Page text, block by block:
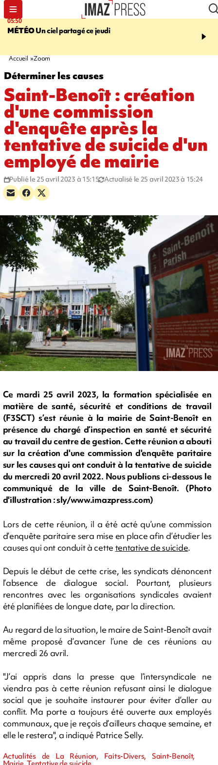
05:50
MÉTÉOUn ciel partagé ce jeudi
08:13
La
Accueil Zoom
Déterminer les causes
Saint-Benoît : création
d'une commission
d'enquête après la
tentative de suicide d'un
employé de mairie
Publié le 25 avril 2023 à 15:15 Actualisé le 25 avril 2023 à 15:24
Ce mardi 25 avril 2023, la formation spécialisée en
matière de santé, sécurité et conditions de travail
(F3SCT) s’est réunie à la mairie de Saint-Benoît en
présence du chargé d’inspection en santé et sécurité
au travail du centre de gestion. Cette réunion a abouti
sur la création d'une commission d'enquête paritaire
sur les causes qui ont conduit à la tentative de suicide
du mercredi 20 avril 2022. Nous publions ci-dessous le
communiqué de la ville de Saint-Benoît. (Photo
d'illustration : sly/www.imazpress.com)
Lors de cette réunion, il a été acté qu’une commission
d’enquête paritaire sera mise en place afin d’étudier les
causes qui ont conduit à cette tentative de suicide.
Depuis le début de cette crise, les syndicats dénoncent
l’absence de dialogue social. Pourtant, plusieurs
rencontres avec les organisations syndicales avaient
été planifiées de longue date, par la direction.
Au regard de la situation, le maire de Saint-Benoît avait
même proposé d’avancer l’une de ces réunions au
mercredi 26 avril.
"J’ai appris dans la presse que l’intersyndicale ne
viendra pas à cette réunion refusant ainsi le dialogue
social que je souhaite instaurer pour éviter d’aller au
conflit. Ma porte a toujours été ouverte aux employés
communaux, que je reçois d’ailleurs chaque semaine, et
elle le restera", a indiqué Patrice Selly.
Actualités de La Réunion, Faits-Divers, Saint-Benoît,